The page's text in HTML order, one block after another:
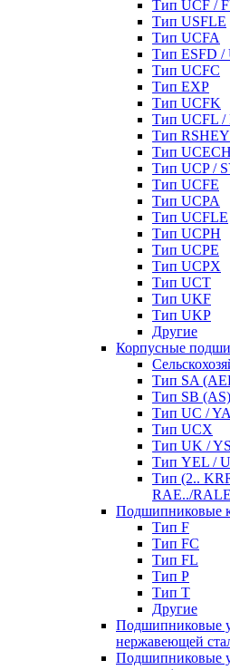
Тип UCF /
Тип USFLE
Тип UCFA
Тип ESFD /
Тип UCFC
Тип EXP
Тип UCFK
Тип UCFL /
Тип RSHEY
Тип
Тип UCP /
Тип UCFE
Тип UCPA
Тип UCFLE
Тип UCPH
Тип UCPE
Тип UCPX
Тип UCT
Тип UKF
Тип UKP
Другие
Корпусные
Тип SA
Тип SB (AS)
Тип UC /
Тип UCX
Тип UK /
Тип YEL /
Тип (2..
RAE../
Подшипниковые
Тип F
Тип FC
Тип FL
Тип P
Тип T
Другие
Подшипниковые
нержавеющей
Подшипниковые